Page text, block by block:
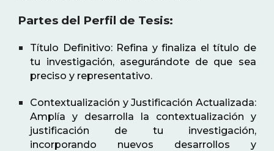
Partes del Perfil de Tesis:
Título Definitivo: Refina y finaliza el título de
tu investigación, asegurándote de que sea
preciso y representativo.
Contextualización y Justificación Actualizada:
Amplía y desarrolla la contextualización y
justificación de tu investigación,
incorporando nuevos desarrollos y